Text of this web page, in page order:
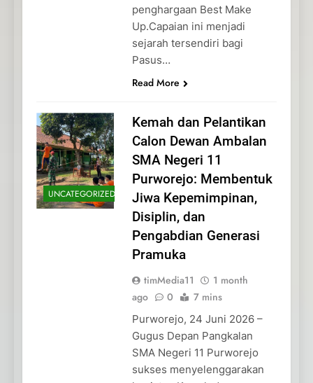
penghargaan Best Make
Up.Capaian ini menjadi
sejarah tersendiri bagi
Pasus…
Read More
UNCATEGORIZED
Kemah dan Pelantikan
Calon Dewan Ambalan
SMA Negeri 11
Purworejo: Membentuk
Jiwa Kepemimpinan,
Disiplin, dan
Pengabdian Generasi
Pramuka
timMedia11
1 month
ago
0 7 mins
Purworejo, 24 Juni 2026 –
Gugus Depan Pangkalan
SMA Negeri 11 Purworejo
sukses menyelenggarakan